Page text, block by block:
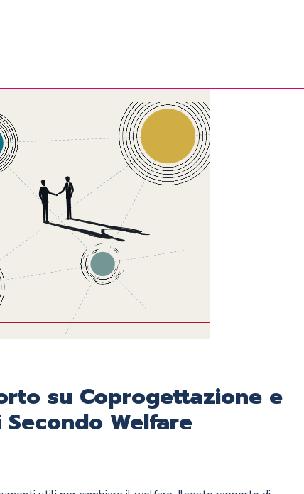
su Coprogettazione e
Welfare